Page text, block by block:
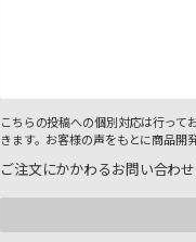
こちらの投稿への個別対応は行って
きます。お客様の声をもとに商品開
ご注文にかかわるお問い合わ